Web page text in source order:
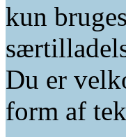
kun
Du er
form af